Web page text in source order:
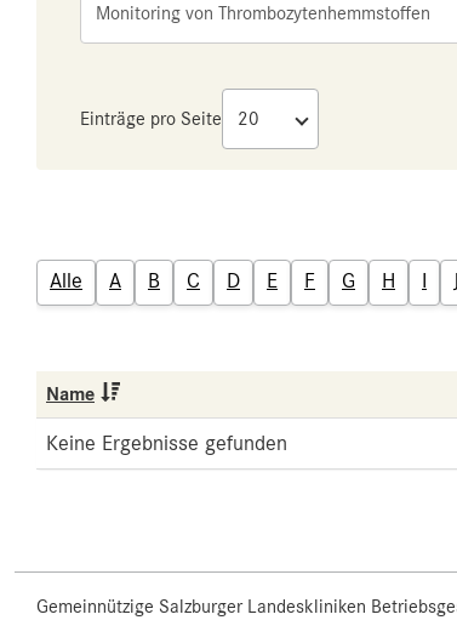
Monitoring von Thrombozytenhemmstoffen
Einträge pro Seite
Alle A B C D E F G H I J
Name
Keine Ergebnisse gefunden
Gemeinnützige Salzburger Landeskliniken